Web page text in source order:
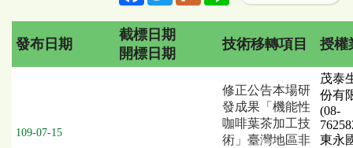
列
發布日期
截標日期
開標日期
技術移轉項目 授權
109-07-15
修正公告本場研
發成果「機能性
咖啡葉茶加工技
術」臺灣地區非
茂泰
份有
(08-
東永